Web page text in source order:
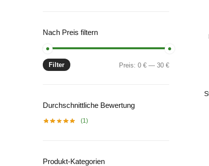
Nach Preis filtern
Min.
Max.
Filter Preis:0 € —30 €
Durchschnittliche Bewertung
(1)
Produkt-Kategorien